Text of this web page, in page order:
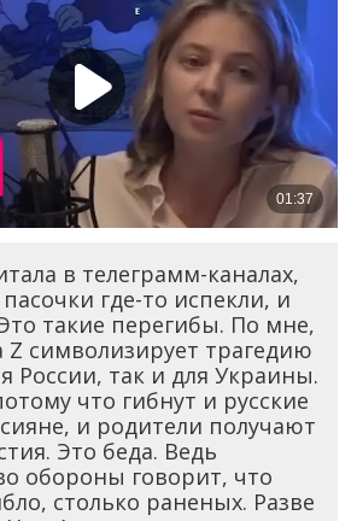
в телеграмм-каналах,
где-то испекли, и
такие перегибы. По мне,
Z символизирует трагедию
России, так и для Украины.
что гибнут и русские
и родители получают
Это беда. Ведь
обороны говорит, что
столько раненых. Разве